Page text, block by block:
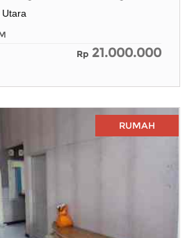
Utara
Rp 21.000.000
RUMAH